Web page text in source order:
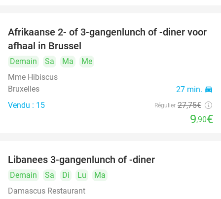
64%
Afrikaanse 2- of 3-gangenlunch of -diner voor
afhaal in Brussel
Demain Sa Ma
Me
Mme Hibiscus
Bruxelles
27 min. directions_car
Vendu : 15 Régulier 27,75€
9,90€
Libanees 3-gangenlunch of -diner
Demain Sa Di Lu
Ma
Damascus Restaurant